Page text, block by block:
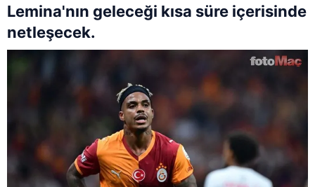
Lemina'nın geleceği kısa süre içerisinde
netleşecek.